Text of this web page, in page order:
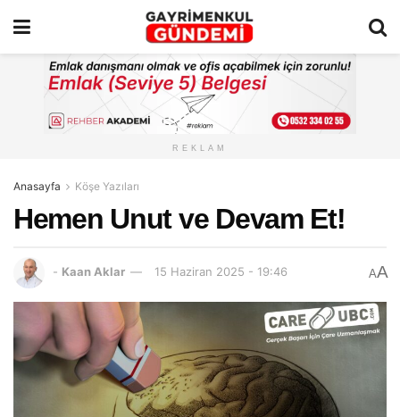
REKLAM
Anasayfa Köşe Yazıları
Hemen Unut ve Devam Et!
- Kaan Aklar 15 Haziran 2025 - 19:46 AA